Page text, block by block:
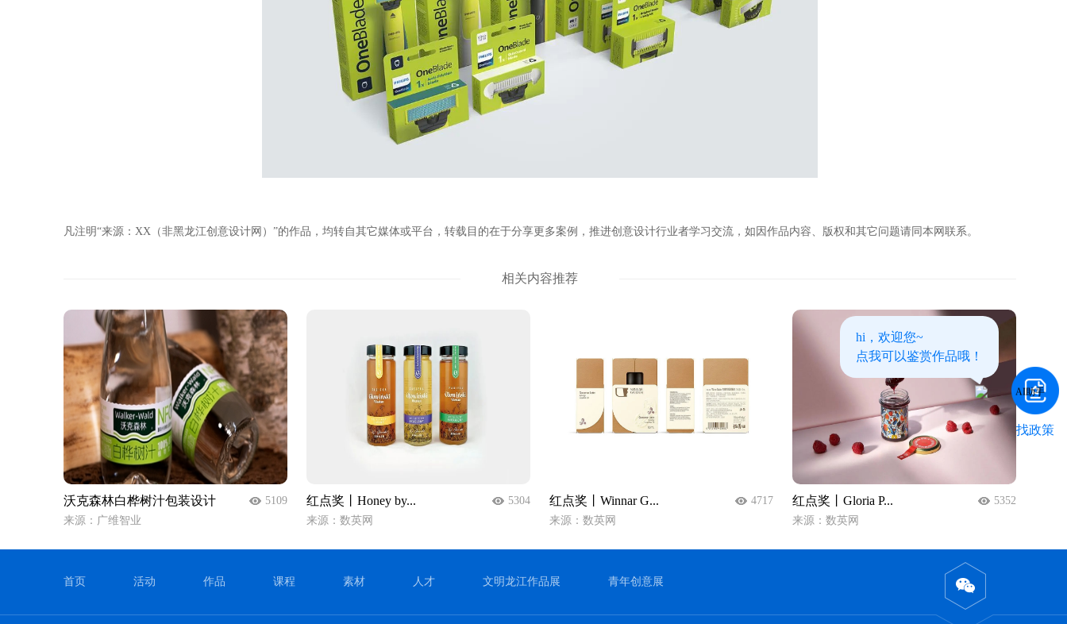
凡注明“来源：XX（非黑龙江创意设计网）”的作品，均转自其它媒体或平台，转载目的在于分享更多案例，推进创意设计行业者学习交流，如因作品内容、版权和其它问题请同本网联系。
相关内容推荐
5109
沃克森林白桦树汁包装设计
来源：广维智业
5304
红点奖丨Honey by...
来源：数英网
4717
红点奖丨Winnar G...
来源：数英网
5352
红点奖丨Gloria P...
来源：数英网
首页 活动 作品 课程 素材 人才 文明龙江作品展 青年创意展
找政策
hi，欢迎您~
点我可以鉴赏作品哦！